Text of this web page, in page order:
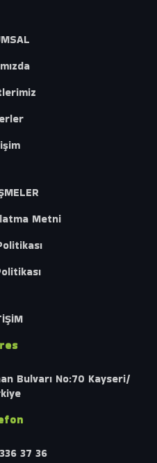
Metni
Bulvarı No:70 Kayseri/
37 36